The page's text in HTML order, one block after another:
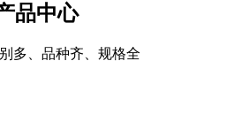
品中心
多、品种齐、规格全